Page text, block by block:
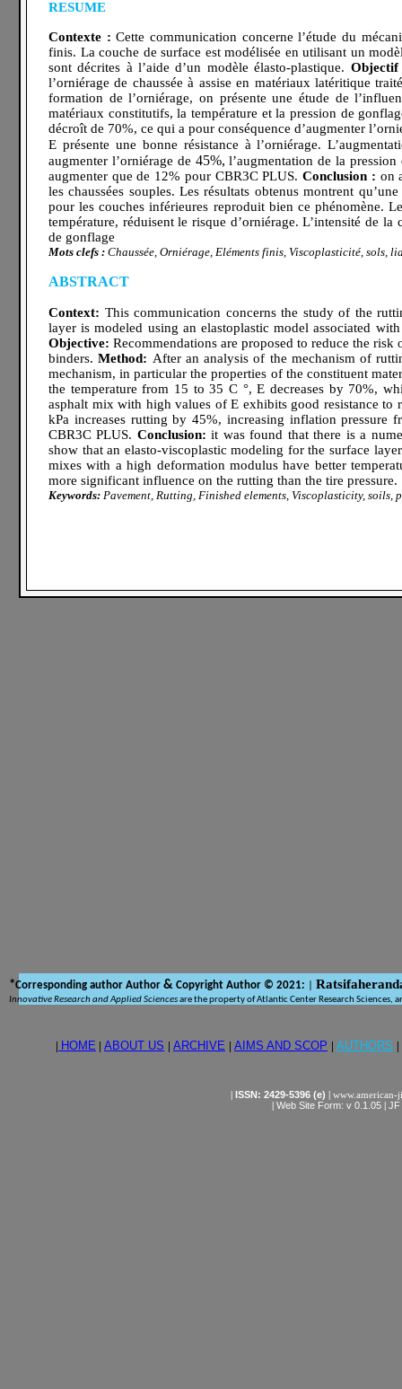
|ISSN: 2429-5396 (e) |www.american-
|Web Site Form: v 0.1.05 |JF
| HOME | ABOUT US | ARCHIVE | AIMS AND SCOP | AUTHORS |
*Corresponding author Author & Copyright Author © 2021:
Innovative Research and Applied Sciencesare the property of Atlantic Center Research Sciences,
RESUME
Contexte : Cette communication concerne l’étude du
finis. La couche de surface est modélisée en utilisant un
sont décrites à l’aide d’un modèle élasto-plastique.
l’orniérage de chaussée à assise en matériaux latéritique
formation de l’orniérage, on présente une étude de
matériaux constitutifs, la température et la pression de
décroît de 70%, ce qui a pour conséquence d’augmenter
E présente une bonne résistance à l’orniérage.
augmenter l’orniérage de 45%, l’augmentation de la
augmenter que de 12% pour CBR3C PLUS.Conclusion : on
les chaussées souples. Les résultats obtenus montrent
pour les couches inférieures reproduit bien ce phénomène.
température, réduisent le risque d’orniérage. L’intensité de
de gonflage
Mots clefs : Chaussée, Orniérage, Eléments finis, Viscoplasticité, sols,
ABSTRACT
Context: This communication concerns the study of the
layer is modeled using an elastoplastic model associated
Objective: Recommendations are proposed to reduce the
binders.Method: After an analysis of the mechanism of
mechanism, in particular the properties of the constituent
the temperature from 15 to 35 C °, E decreases by 70%,
asphalt mix with high values of E exhibits good resistance
kPa increases rutting by 45%, increasing inflation
CBR3C PLUS. Conclusion: it was found that there is a
show that an elasto-viscoplastic modeling for the surface
mixes with a high deformation modulus have better
more significant influence on the rutting than the tire pressure.
Keywords: Pavement, Rutting, Finished elements, Viscoplasticity, soils,